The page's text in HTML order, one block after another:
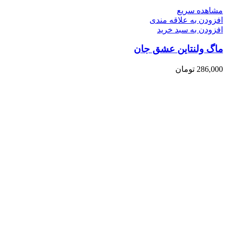
مشاهده سریع
افزودن به علاقه مندی
افزودن به سبد خرید
ماگ ولنتاین عشق جان
286,000 تومان